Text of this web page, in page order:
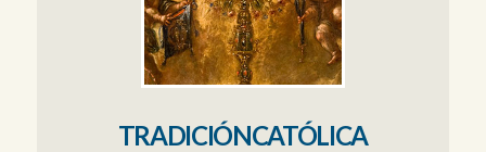
TRADICIÓNCATÓLICA